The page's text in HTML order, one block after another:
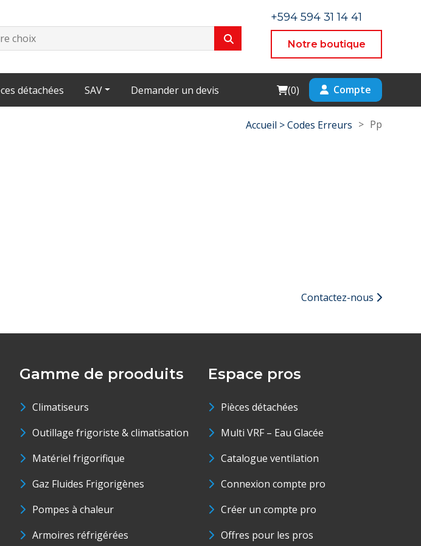
+594 594 31 14 41
Notre boutique
détachées SAV Demander un devis Cart
(0) Compte
Accueil >Codes Erreurs > Pp
Contactez-nous
Gamme de prooduits
Climatiseurs
Outillage frigoriste & climatisation
Matériel frigorifique
Gaz Fluides Frigorigènes
Pompes à chaleur
Armoires réfrigérées
Espace pros
Pièces détachées
Multi VRF – Eau Glacée
Catalogue ventilation
Connexion compte pro
Créer un compte pro
Offres pour les pros